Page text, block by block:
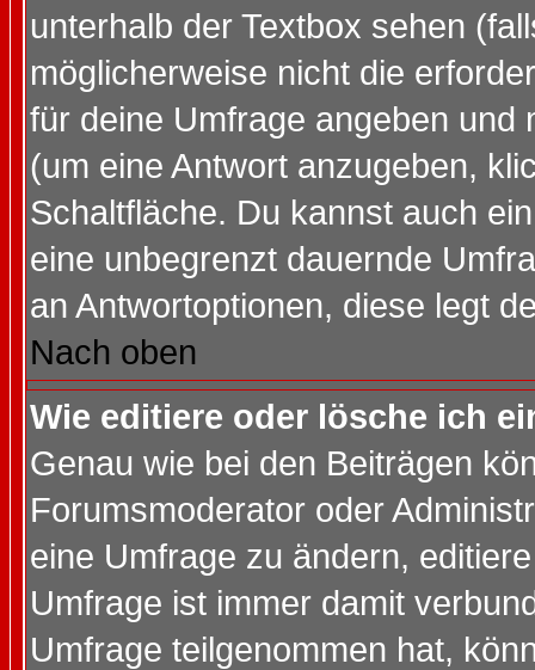
unterhalb der Textbox sehen
möglicherweise nicht die
für deine Umfrage angeben und
(um eine Antwort anzugeben,
Schaltfläche. Du kannst auch
eine unbegrenzt dauernde
an Antwortoptionen, diese legt
Nach oben
Wie editiere oder lösche ich
Genau wie bei den Beiträgen
Forumsmoderator oder
eine Umfrage zu ändern,
Umfrage ist immer damit
Umfrage teilgenommen hat,